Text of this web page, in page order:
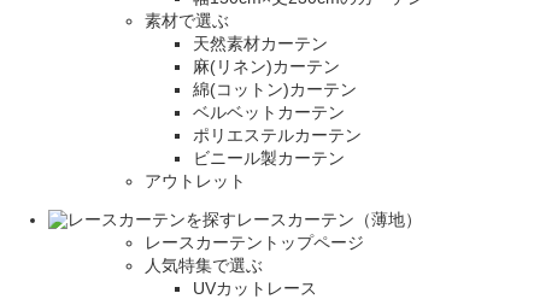
素材で選ぶ
天然素材カーテン
麻(リネン)カーテン
綿(コットン)カーテン
ベルベットカーテン
ポリエステルカーテン
ビニール製カーテン
アウトレット
レースカーテン（薄地）
レースカーテントップページ
人気特集で選ぶ
UVカットレース